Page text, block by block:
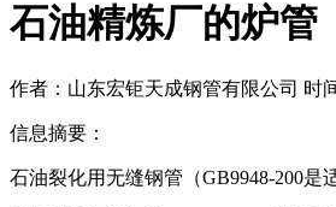
石油精炼厂的炉管
作者：山东宏钜天成钢管有限公司 时
信息摘要：
石油裂化用无缝钢管（GB9948-200